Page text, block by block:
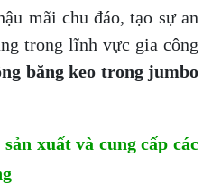
mãi chu đáo, tạo sự an
trong lĩnh vực gia công
băng keo trong jumbo
xuất và cung cấp các